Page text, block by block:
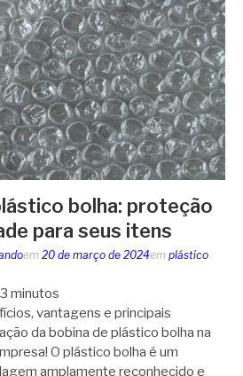
bolha: proteção
para seus itens
em 20 de março de 2024em plástico
3 minutos
vantagens e principais
da bobina de plástico bolha na
O plástico bolha é um
amplamente reconhecido e